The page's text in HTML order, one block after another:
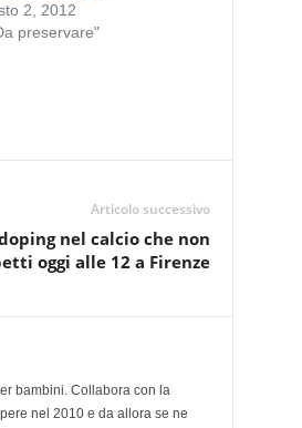
2, 2012
preservare"
Articolo successivo
nel calcio che non
oggi alle 12 a Firenze
bambini. Collabora con la
nel 2010 e da allora se ne